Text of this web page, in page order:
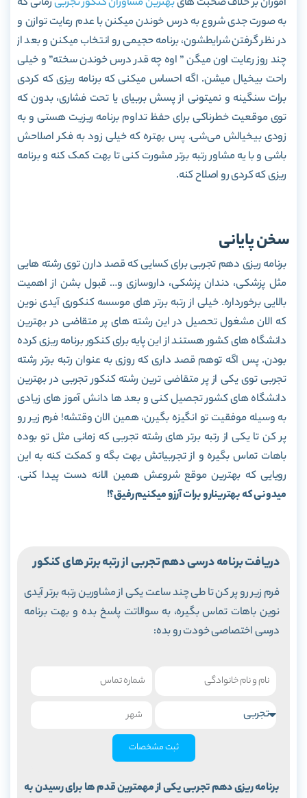
به صورت جدی شروع به درس خوندن میکنن با عدم رعایت توازن و
در نظر گرفتن شرایطشون، برنامه حجیمی رو انتخاب میکنن و بعد از
چند روز رعایت اون میگن ” اوه چه قدر درس خوندن سخته” و خیلی
راحت بیخیال میشن. اگه احساس میکنی که برنامه ریزی که کردی
برات سنگینه و نمیتونی از پسش بربیای یا تحت فشاری، بدون که
توی موقعیت خطرناکی برای حفظ تداوم برنامه ریزیت هستی و به
زودی بیخیالش می‌شی. پس بهتره که خیلی زود به فکر اصلاحش
باشی و با یه مشاور رتبه برتر مشورت کنی تا بهت کمک کنه و برنامه
ریزی که کردی رو اصلاح کنه.
سخن پایانی
برنامه ریزی دهم تجربی برای کسایی که قصد دارن توی رشته هایی
مثل پزشکی، دندان پزشکی، داروسازی و… قبول بشن از اهمیت
بالایی برخورداره. خیلی از رتبه برتر های موسسه کنکوری آیدی نوین
که الان مشغول تحصیل در این رشته های پر متقاضی در بهترین
دانشگاه های کشور هستند از این پایه برای کنکور برنامه ریزی کرده
بودن. پس اگه توهم قصد داری که روزی به عنوان رتبه برتر رشته
تجربی توی یکی از پر متقاضی ترین رشته کنکور تجربی در بهترین
دانشگاه های کشور تجصیل کنی و بعد ها دانش آموز های زیادی
به وسیله موفقیت تو انگیزه بگیرن، همین الان وقتشه! فرم زیر رو
پر کن تا یکی از رتبه برتر های رشته تجربی که زمانی مثل تو بوده
باهات تماس بگیره و از تجربیاتش بهت بگه و کمکت کنه به این
رویایی که بهترین موقع شروعش همین الانه دست پیدا کنی.
میدونی که بهترینارو برات آرزو میکنیم رفیق؟!
دریافت برنامه درسی دهم تجربی از رتبه برتر های کنکور
فرم زیر رو پر کن تا طی چند ساعت یکی از مشاورین رتبه برتر آیدی
نوین باهات تماس بگیره، به سوالاتت پاسخ بده و بهت برنامه
درسی اختصاصی خودت رو بده:
ثبت مشخصات
برنامه ریزی دهم تجربی یکی از مهمترین قدم ها برای رسیدن به